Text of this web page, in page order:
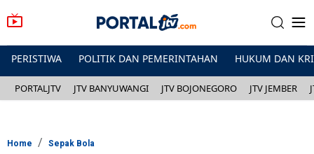
PERISTIWA POLITIK DAN PEMERINTAHAN HUKUM DAN
PORTALJTV JTV BANYUWANGI JTV BOJONEGORO JTV JEMBER
Home Sepak Bola